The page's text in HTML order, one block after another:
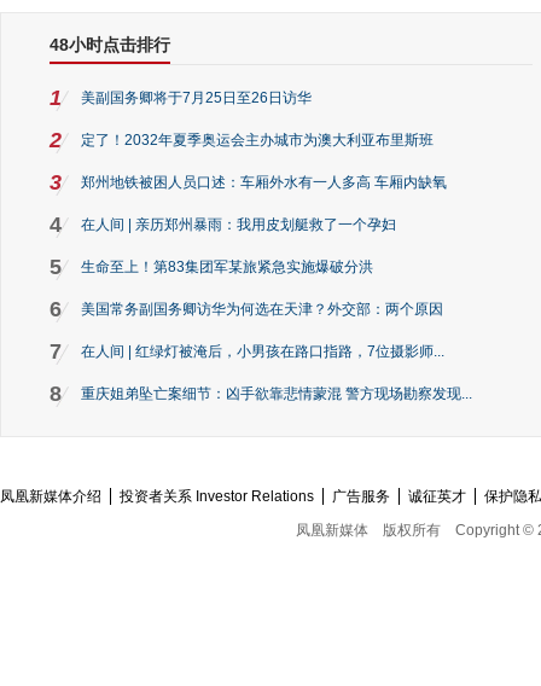
48小时点击排行
1 美副国务卿将于7月25日至26日访华
2 定了！2032年夏季奥运会主办城市为澳大利亚布里斯班
3 郑州地铁被困人员口述：车厢外水有一人多高 车厢内缺氧
4 在人间 | 亲历郑州暴雨：我用皮划艇救了一个孕妇
5 生命至上！第83集团军某旅紧急实施爆破分洪
6 美国常务副国务卿访华为何选在天津？外交部：两个原因
7 在人间 | 红绿灯被淹后，小男孩在路口指路，7位摄影师...
8 重庆姐弟坠亡案细节：凶手欲靠悲情蒙混 警方现场勘察发现...
凤凰新媒体介绍 投资者关系 Investor Relations 广告服务 诚征英才
保护隐
凤凰新媒体
版权所有 Copyright ©